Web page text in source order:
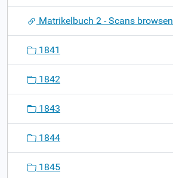
o
Matrikelbuch 2 - Scans browsen
1841
1842
1843
1844
1845